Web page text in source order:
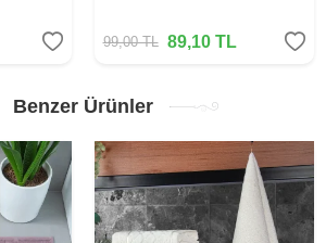
99,00TL 89,10TL
Benzer Ürünler